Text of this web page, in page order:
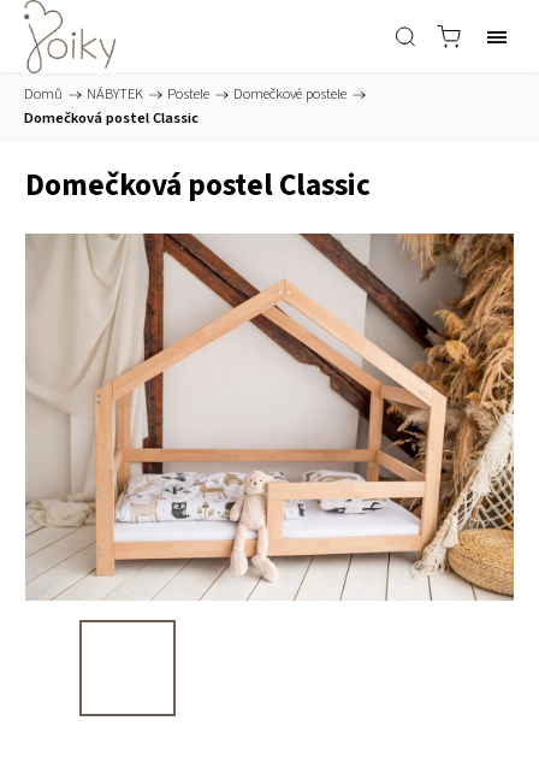
Domů / NÁBYTEK / Postele / Domečkové postele /
Domečková postel Classic
Domečková postel Classic